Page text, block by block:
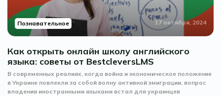
Познавательное 17 октября, 2024
Как открыть онлайн школу английского
языка: советы от BestcleversLMS
В современных реалиях, когда война и экономическое положение
в Украине повлекли за собой волну активной эмиграции, вопрос
владения иностранными языками встал для украинцев